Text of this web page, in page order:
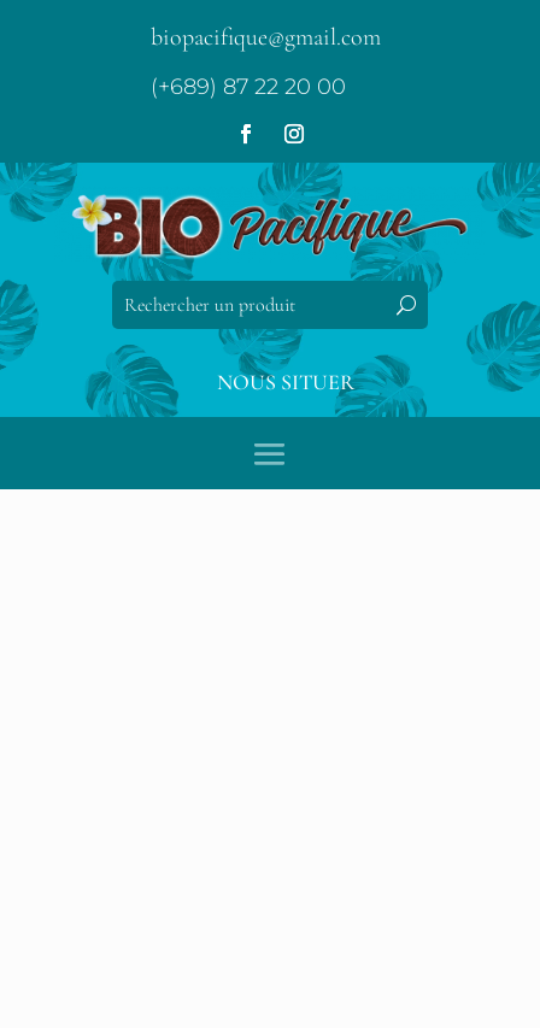
biopacifique@gmail.com
(+689) 87 22 20 00
NOUS SITUER